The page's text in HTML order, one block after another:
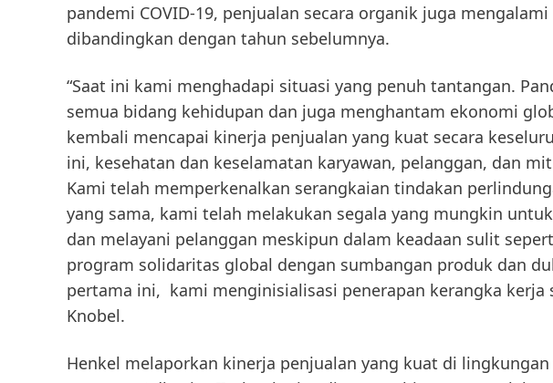
pandemi COVID-19, penjualan secara organik juga
dibandingkan dengan tahun sebelumnya.
“Saat ini kami menghadapi situasi yang penuh tantangan.
semua bidang kehidupan dan juga menghantam ekonomi
kembali mencapai kinerja penjualan yang kuat secara
ini, kesehatan dan keselamatan karyawan, pelanggan, dan
Kami telah memperkenalkan serangkaian tindakan
yang sama, kami telah melakukan segala yang mungkin
dan melayani pelanggan meskipun dalam keadaan sulit
program solidaritas global dengan sumbangan produk dan
pertama ini, kami menginisialisasi penerapan kerangka kerja
Knobel.
Henkel melaporkan kinerja penjualan yang kuat di